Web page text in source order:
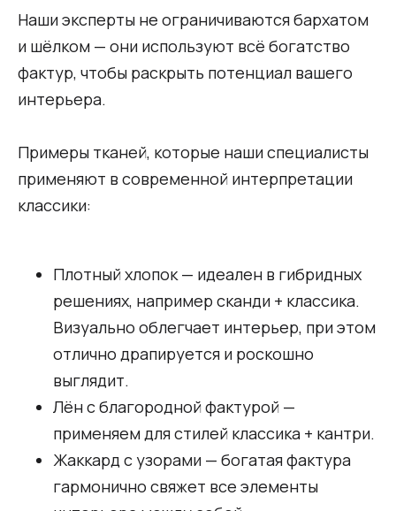
Наши эксперты не ограничиваются бархатом
и шёлком — они используют всё богатство
фактур, чтобы раскрыть потенциал вашего
интерьера.
Примеры тканей, которые наши специалисты
применяют в современной интерпретации
классики:
Плотный хлопок — идеален в гибридных
решениях, например сканди + классика.
Визуально облегчает интерьер, при этом
отлично драпируется и роскошно
выглядит.
Лён с благородной фактурой —
применяем для стилей классика + кантри.
Жаккард с узорами — богатая фактура
гармонично свяжет все элементы